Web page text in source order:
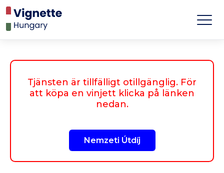
Tjänsten är tillfälligt otillgänglig. För
att köpa en vinjett klicka på länken
nedan.
Nemzeti Útdíj